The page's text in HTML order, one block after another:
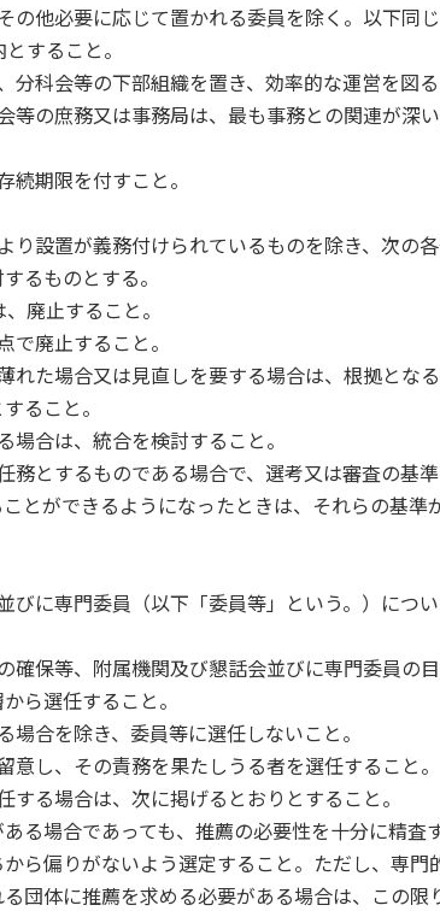
の他必要に応じて置かれる委員を除く。以下同
すること。
科会等の下部組織を置き、効率的な運営を図る
等の庶務又は事務局は、最も事務との関連が深
期限を付すこと。
設置が義務付けられているものを除き、次の
るものとする。
廃止すること。
廃止すること。
れた場合又は見直しを要する場合は、根拠とな
ること。
合は、統合を検討すること。
務とするものである場合で、選考又は審査の基
とができるようになったときは、それらの基準
に専門委員（以下「委員等」という。）につ
確保等、附属機関及び懇話会並びに専門委員の
ら選任すること。
合を除き、委員等に選任しないこと。
し、その責務を果たしうる者を選任すること。
る場合は、次に掲げるとおりとすること。
場合であっても、推薦の必要性を十分に精査
ら偏りがないよう選定すること。ただし、専門
団体に推薦を求める必要がある場合は、この限